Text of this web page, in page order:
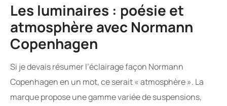
Les luminaires : poésie et
atmosphère avec Normann
Copenhagen
Si je devais résumer l’éclairage façon Normann
Copenhagen en un mot, ce serait « atmosphère ». La
marque propose une gamme variée de suspensions,